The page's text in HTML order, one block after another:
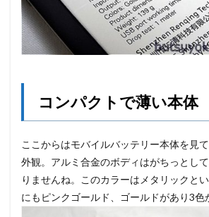
コンパクトで薄い本体
ここからはモバイルバッテリー本体を見
外観。アルミ合金のボディはがちっとし
りませんね。このカラーはメタリックと
にもピンクゴールド、ゴールドがあり3色